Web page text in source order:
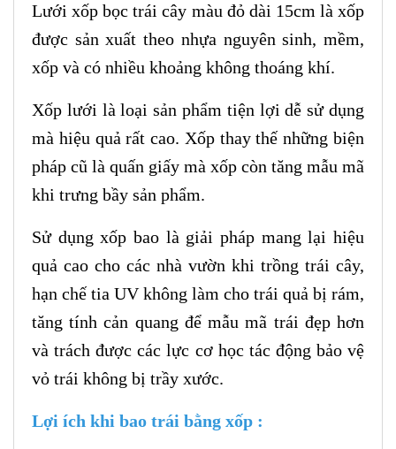
Lưới xốp bọc trái cây màu đỏ dài 15cm là xốp
được sản xuất theo nhựa nguyên sinh, mềm,
xốp và có nhiều khoảng không thoáng khí.
Xốp lưới là loại sản phẩm tiện lợi dễ sử dụng
mà hiệu quả rất cao. Xốp thay thế những biện
pháp cũ là quấn giấy mà xốp còn tăng mẫu mã
khi trưng bầy sản phẩm.
Sử dụng xốp bao là giải pháp mang lại hiệu
quả cao cho các nhà vườn khi trồng trái cây,
hạn chế tia UV không làm cho trái quả bị rám,
tăng tính cản quang để mẫu mã trái đẹp hơn
và trách được các lực cơ học tác động bảo vệ
vỏ trái không bị trầy xước.
Lợi ích khi bao trái bằng xốp :